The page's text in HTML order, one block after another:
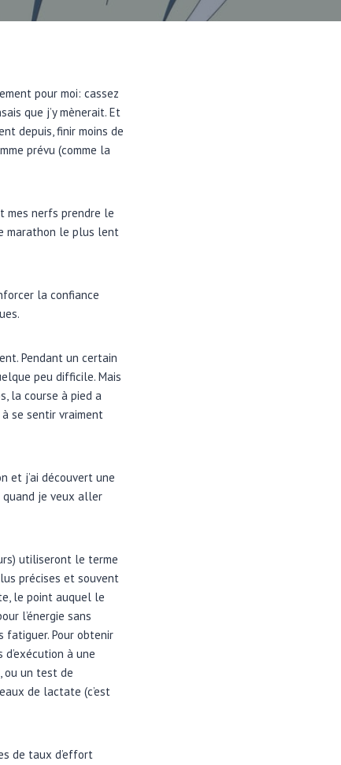
pour moi: cassez
que j’y mènerait. Et
depuis, finir moins de
prévu (comme la
mes nerfs prendre le
marathon le plus lent
la confiance
Pendant un certain
peu difficile. Mais
la course à pied a
se sentir vraiment
et j’ai découvert une
quand je veux aller
utiliseront le terme
précises et souvent
le point auquel le
l’énergie sans
fatiguer. Pour obtenir
à une
ou un test de
de lactate (c’est
de taux d’effort